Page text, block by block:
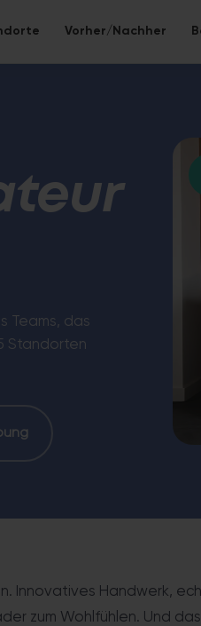
Teams, das
Standorten
Innovatives Handwerk,
zum Wohlfühlen. Und
Dusche, Haltegriffe, förderfähig.
Vorher/Nachher